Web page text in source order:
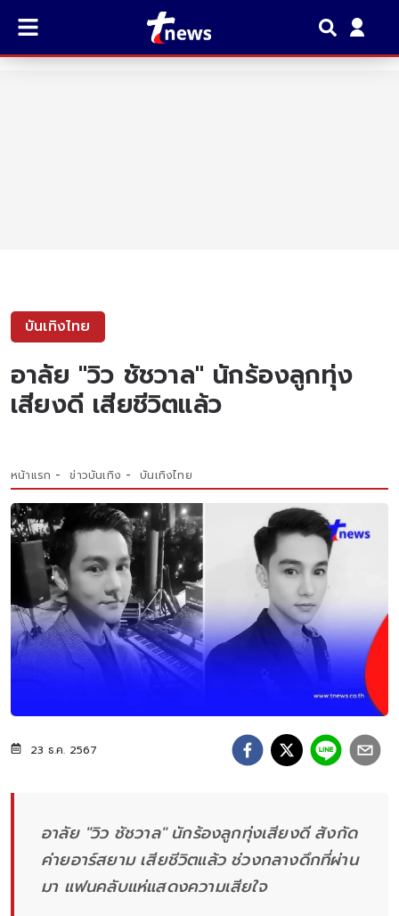
บันเทิงไทย
อาลัย "วิว ชัชวาล" นักร้องลูกทุ่ง
เสียงดี เสียชีวิตแล้ว
หน้าแรก ข่าวบันเทิง บันเทิงไทย
23 ธ.ค. 2567
อาลัย "วิว ชัชวาล" นักร้องลูกทุ่งเสียงดี สังกัด
ค่ายอาร์สยาม เสียชีวิตแล้ว ช่วงกลางดึกที่ผ่าน
มา แฟนคลับแห่แสดงความเสียใจ